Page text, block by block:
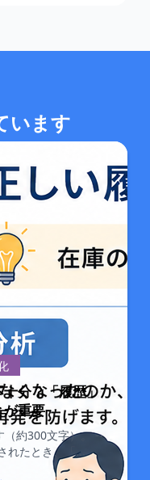
います
分？「履歴」
重要
（約300文字）。 --
れたとき、「...